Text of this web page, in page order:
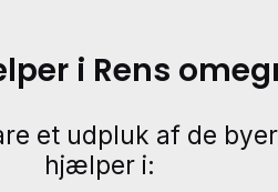
i Rens
et udpluk af de
hjælper i: